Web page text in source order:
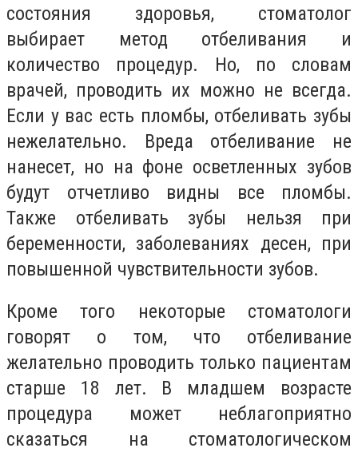
состояния здоровья, стоматолог
выбирает метод отбеливания и
количество процедур. Но, по словам
врачей, проводить их можно не всегда.
Если у вас есть пломбы, отбеливать зубы
нежелательно. Вреда отбеливание не
нанесет, но на фоне осветленных зубов
будут отчетливо видны все пломбы.
Также отбеливать зубы нельзя при
беременности, заболеваниях десен, при
повышенной чувствительности зубов.
Кроме того некоторые стоматологи
говорят о том, что отбеливание
желательно проводить только пациентам
старше 18 лет. В младшем возрасте
процедура может неблагоприятно
сказаться на стоматологическом